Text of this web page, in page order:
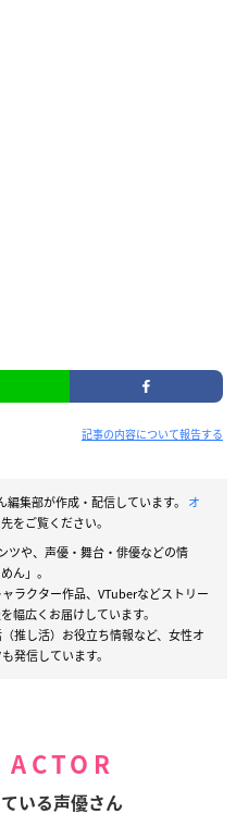
記事の内容について報告する
編集部が作成・配信しています。 オ
をご覧ください。
ツや、声優・舞台・俳優などの情
ん」。
ラクター作品、VTuberなどストリー
幅広くお届けしています。
推し活）お役立ち情報など、女性オ
発信しています。
いる声優さん